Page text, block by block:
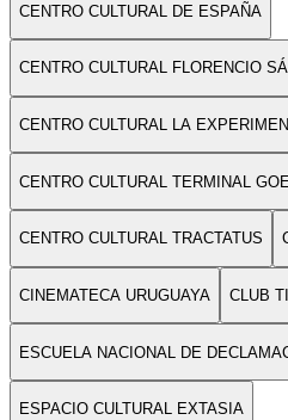
CENTRO CULTURAL DE ESPAÑA
CENTRO CULTURAL FLORENCIO
CENTRO CULTURAL LA
CENTRO CULTURAL TERMINAL
CENTRO CULTURAL TRACTATUS
CINEMATECA URUGUAYA CLUB
ESCUELA NACIONAL DE
ESPACIO CULTURAL EXTASIA